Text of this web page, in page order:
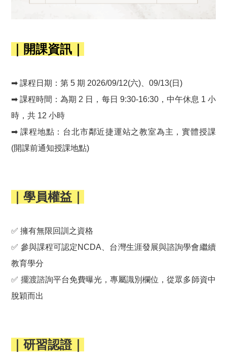
｜開課資訊｜
➡ 課程日期：第 5 期 2026/09/12(六)、09/13(日)
➡ 課程時間：為期 2 日，每日 9:30-16:30，中午休息 1 小
時，共 12 小時
➡ 課程地點：台北市鄰近捷運站之教室為主 ，實體授課
(開課前通知授課地點)
｜學員權益｜
✅擁有無限回訓之資格
✅ 參與課程可認定NCDA、台灣生涯發展與諮詢學會繼續
教育學分
✅ 擺渡諮詢平台免費曝光，專屬識別欄位，從眾多師資中
脫穎而出
｜研習認證｜